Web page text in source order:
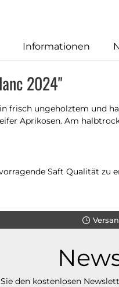
Informationen
2024"
frisch ungeholztem und
Aprikosen. Am
Saft Qualität zu
den kostenlosen